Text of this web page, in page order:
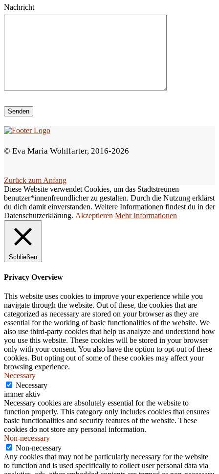
s
e
s
e
l
l
e
e
Nachricht
© Eva Maria Wohlfarter, 2016-2026
Zurück zum Anfang
Diese Website verwendet Cookies, um das Stadtstreunen
benutzer*innenfreundlicher zu gestalten. Durch die Nutzung erklärst
du dich damit einverstanden. Weitere Informationen findest du in der
Datenschutzerklärung. Akzeptieren Mehr Informationen
Schließen
Privacy Overview
This website uses cookies to improve your experience while you
navigate through the website. Out of these, the cookies that are
categorized as necessary are stored on your browser as they are
essential for the working of basic functionalities of the website. We
also use third-party cookies that help us analyze and understand how
you use this website. These cookies will be stored in your browser
only with your consent. You also have the option to opt-out of these
cookies. But opting out of some of these cookies may affect your
browsing experience.
Necessary
Necessary
immer aktiv
Necessary cookies are absolutely essential for the website to
function properly. This category only includes cookies that ensures
basic functionalities and security features of the website. These
cookies do not store any personal information.
Non-necessary
Non-necessary
Any cookies that may not be particularly necessary for the website
to function and is used specifically to collect user personal data via